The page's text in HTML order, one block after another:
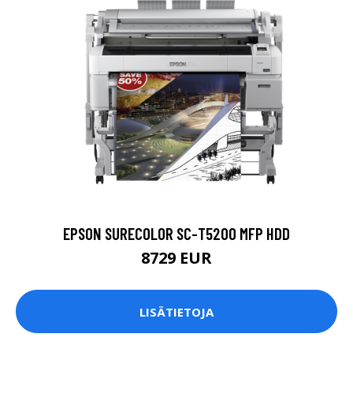
EPSON SURECOLOR SC-T5200 MFP HDD
8729 EUR
LISÄTIETOJA